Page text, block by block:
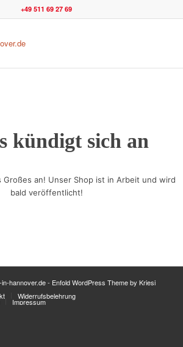
+49 511 69 27 69
kündigt sich an
Großes an! Unser Shop ist in Arbeit und wird
bald veröffentlicht!
hannover.de- Enfold WordPress Theme by Kriesi
Widerrufsbelehrung
Impressum